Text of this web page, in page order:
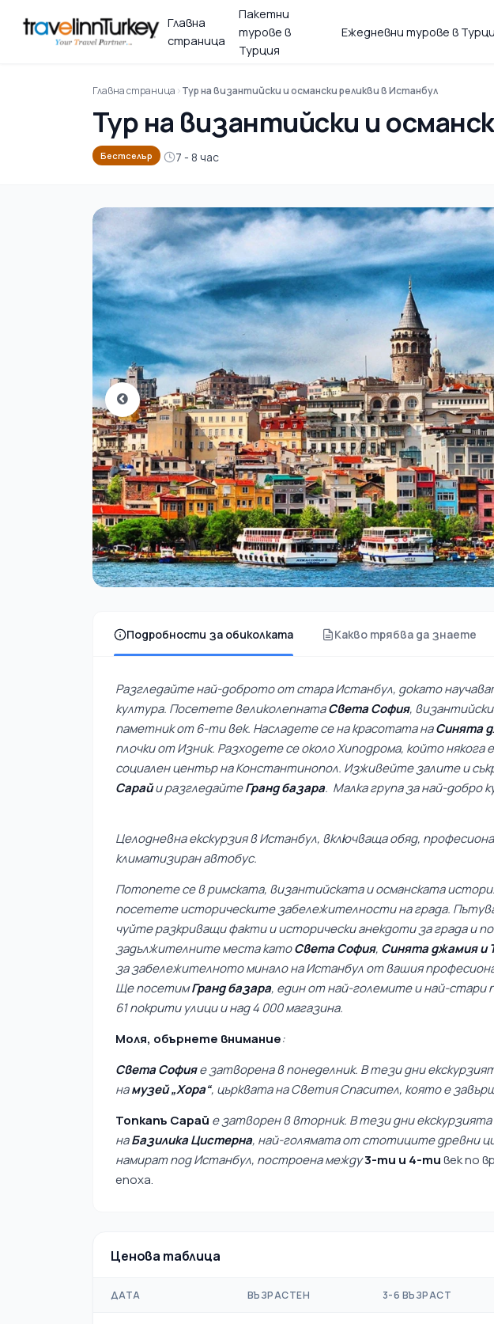
Главна
страница
Пакетни
турове в
Турция
Ежедневни турове в
Главна страница Тур на византийски и османски реликви в Истанбул
Тур на византийски и
Бестселър 7 - 8 час
Подробности за обиколката Какво трябва да знаете
Разгледайте най-доброто от стара Истанбул, докато
култура. Посетете великолепнатаСвета София,
паметник от 6-ти век. Насладете се на красотата наСинята
плочки от Изник. Разходете се около Хиподрома, който някога
социален център на Константинопол. Изживейте залите и
Сарайи разгледайтеГранд базара. Малка група за най-добро
Целодневна екскурзия в Истанбул, включваща обяд,
климатизиран автобус.
Потопете се в римската, византийската и османската
посетете историческите забележителности на града.
чуйте разкриващи факти и исторически анекдоти за града и
задължителните места катоСвета София, Синята джамияи
за забележителното минало на Истанбул от вашия
Ще посетимГранд базара, един от най-големите и най-стари
61 покрити улици и над 4 000 магазина.
Моля, обърнете внимание:
Света Софияе затворена в понеделник. В тези дни
намузей „Хора“, църквата на Светия Спасител, която е
Топкапъ Сарай е затворен в вторник. В тези дни
наБазилика Цистерна, най-голямата от стотиците древни
намират под Истанбул, построена между3-ти и 4-тивек по
епоха.
Ценова таблица
ДАТА ВЪЗРАСТЕН 3-6 ВЪЗРАСТ